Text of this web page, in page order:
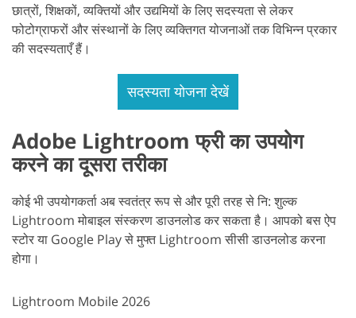
छात्रों, शिक्षकों, व्यक्तियों और उद्यमियों के लिए सदस्यता से लेकर
फोटोग्राफरों और संस्थानों के लिए व्यक्तिगत योजनाओं तक विभिन्न प्रकार
की सदस्यताएँ हैं।
सदस्यता योजना देखें
Adobe Lightroom फ्री का उपयोग
करने का दूसरा तरीका
कोई भी उपयोगकर्ता अब स्वतंत्र रूप से और पूरी तरह से नि: शुल्क
Lightroom मोबाइल संस्करण डाउनलोड कर सकता है। आपको बस ऐप
स्टोर या Google Play से मुफ्त Lightroom सीसी डाउनलोड करना
होगा।
Lightroom Mobile 2026